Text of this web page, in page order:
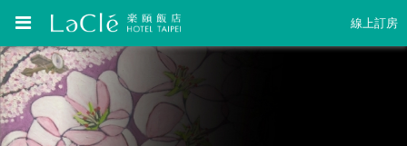
線上訂房